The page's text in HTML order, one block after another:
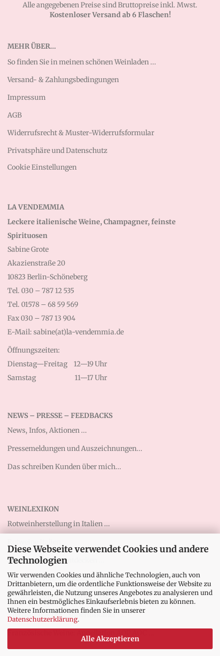
Diese Webseite verwendet Cookies und andere
Technologien
Wir verwenden Cookies und ähnliche Technologien, auch von
Drittanbietern, um die ordentliche Funktionsweise der Website zu
gewährleisten, die Nutzung unseres Angebotes zu analysieren und
Ihnen ein bestmögliches Einkaufserlebnis bieten zu können.
Weitere Informationen finden Sie in unserer
Datenschutzerklärung.
Alle Akzeptieren
Alle angegebenen Preise sind Bruttopreise inkl. Mwst.
Kostenloser Versand ab 6 Flaschen!
MEHR ÜBER...
So finden Sie in meinen schönen Weinladen ...
Versand- & Zahlungsbedingungen
Impressum
AGB
Widerrufsrecht & Muster-Widerrufsformular
Privatsphäre und Datenschutz
Cookie Einstellungen
LA VENDEMMIA
Leckere italienische Weine, Champagner, feinste
Spirituosen
Sabine Grote
Akazienstraße 20
10823 Berlin-Schöneberg
Tel. 030 – 787 12 535
Tel. 01578 – 68 59 569
Fax 030 – 787 13 904
E-Mail: sabine(at)la-vendemmia.de
Öffnungszeiten:
Dienstag—Freitag
Samstag
12—19 Uhr
11—17 Uhr
NEWS – PRESSE – FEEDBACKS
News, Infos, Aktionen ...
Pressemeldungen und Auszeichnungen...
Das schreiben Kunden über mich...
WEINLEXIKON
Rotweinherstellung in Italien ...
Abruzzen-Weine entdecken ...
Weißwein vom Gardasee ...
Qualitätsstufen IGT, DOC, DOCG ...
Tignanello – Der „Supertoskaner“ ...